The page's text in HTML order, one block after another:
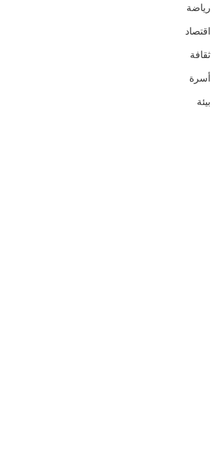
رياضة
اقتصاد
ثقافة
أسرة
بيئة